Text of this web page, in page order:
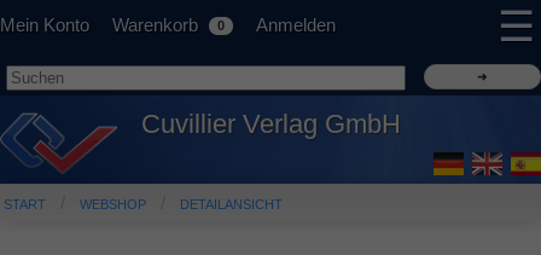
Mein Konto Warenkorb 0 Anmelden ☰
Cuvillier Verlag GmbH
START WEBSHOP DETAILANSICHT